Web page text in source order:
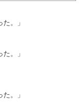
。」
。」
。」